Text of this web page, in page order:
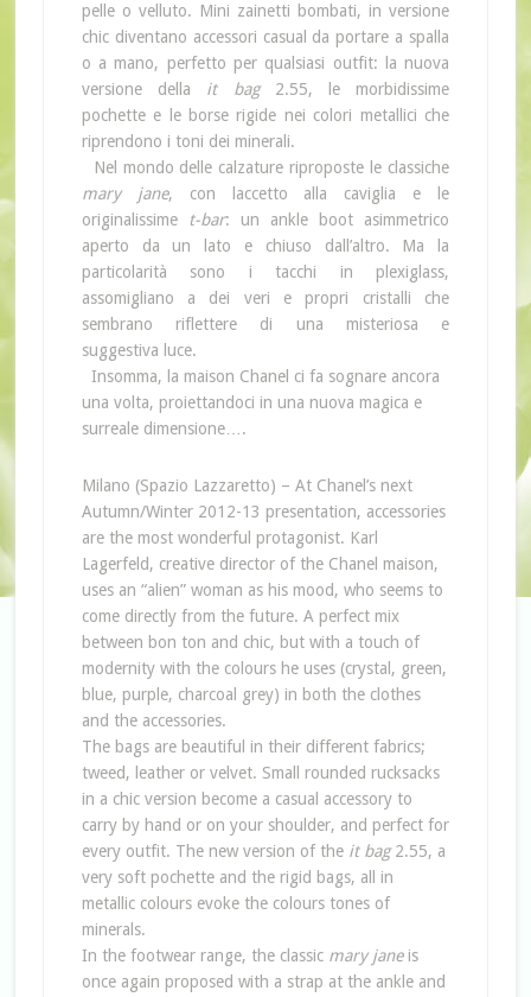
pelle o velluto. Mini zainetti bombati, in versione
chic diventano accessori casual da portare a spalla
o a mano, perfetto per qualsiasi outfit: la nuova
versione della it bag2.55, le morbidissime
pochette e le borse rigide nei colori metallici che
riprendono i toni dei minerali.
Nel mondo delle calzature riproposte le classiche
mary jane, con laccetto alla caviglia e le
originalissime
t-bar: un ankle boot asimmetrico
aperto da un lato e chiuso dall’altro. Ma la
particolarità sono i tacchi in plexiglass,
assomigliano a dei veri e propri cristalli che
sembrano riflettere di una misteriosa e
suggestiva luce.
Insomma, la maison Chanel ci fa sognare ancora
una volta, proiettandoci in una nuova magica e
surreale dimensione….
Milano (Spazio Lazzaretto) – At Chanel’s next
Autumn/Winter 2012-13 presentation, accessories
are the most wonderful protagonist. Karl
Lagerfeld, creative director of the Chanel maison,
uses an “alien” woman as his mood, who seems to
come directly from the future. A perfect mix
between bon ton and chic, but with a touch of
modernity with the colours he uses (crystal, green,
blue, purple, charcoal grey) in both the clothes
and the accessories.
The bags are beautiful in their different fabrics;
tweed, leather or velvet. Small rounded rucksacks
in a chic version become a casual accessory to
carry by hand or on your shoulder, and perfect for
every outfit. The new version of the it bag2.55, a
very soft pochette and the rigid bags, all in
metallic colours evoke the colours tones of
minerals.
In the footwear range, the classic mary janeis
once again proposed with a strap at the ankle and